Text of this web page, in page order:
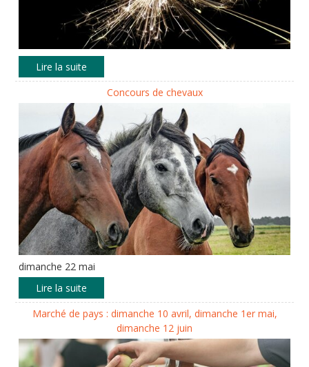
Concours de chevaux
dimanche 22 mai
Marché de pays : dimanche 10 avril, dimanche 1er mai,
dimanche 12 juin